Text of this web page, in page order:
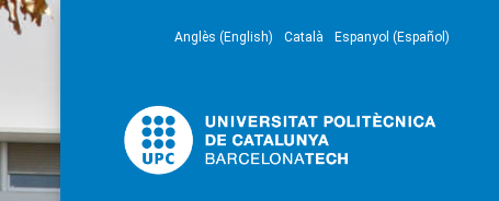
Anglès (English) Català Espanyol (Español)